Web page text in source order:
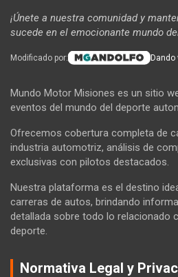
¡Únete a nuestra comunidad y
sucede en el emocionante mundo
Modificado por:
Mundo Motor Misiones es un sitio
eventos del mundo del deporte
Ofrecemos cobertura completa de
industria automotriz, análisis de
exclusivas con pilotos destacados.
Nuestra plataforma es el destino
carreras de autos, brindando
detallada sobre todo lo relacionado
deporte.
Normativa Legal y